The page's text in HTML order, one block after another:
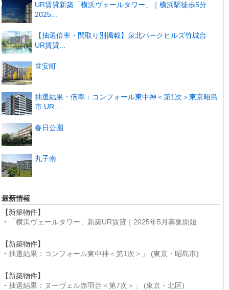
UR賃貸新築「横浜ヴェールタワー」｜横浜駅徒歩5分
2025...
【抽選倍率・間取り別掲載】泉北パークヒルズ竹城台
UR賃貸...
世安町
抽選結果・倍率：コンフォール東中神＜第1次＞東京昭島
市 UR...
春日公園
丸子南
最新情報
【新築物件】
・
「横浜ヴェールタワー」新築UR賃貸｜2025年5月募集開始
【新築物件】
・ 抽選結果：コンフォール東中神＜第1次＞」 (東京・昭島市)
【新築物件】
・ 抽選結果：ヌーヴェル赤羽台＜第7次＞」 (東京・北区)